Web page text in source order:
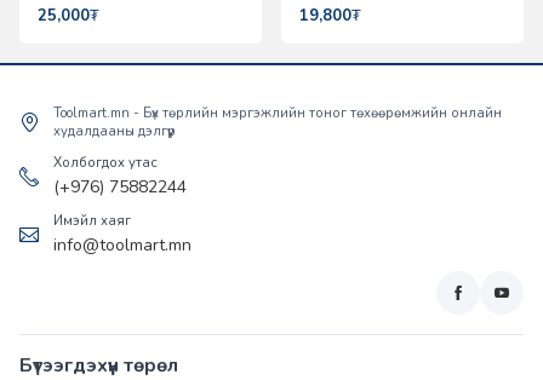
25,000₮ 19,800₮
Toolmart.mn - Бүх төрлийн мэргэжлийн тоног төхөөрөмжийн онлайн
худалдааны дэлгүүр
Холбогдох утас
(+976) 75882244
Имэйл хаяг
info@toolmart.mn
Бүтээгдэхүүн төрөл